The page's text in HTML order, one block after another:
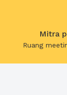
Mitra
Ruang